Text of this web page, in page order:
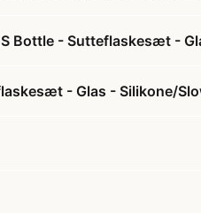
Bottle - Sutteflaskesæt -
- Glas - Silikone/